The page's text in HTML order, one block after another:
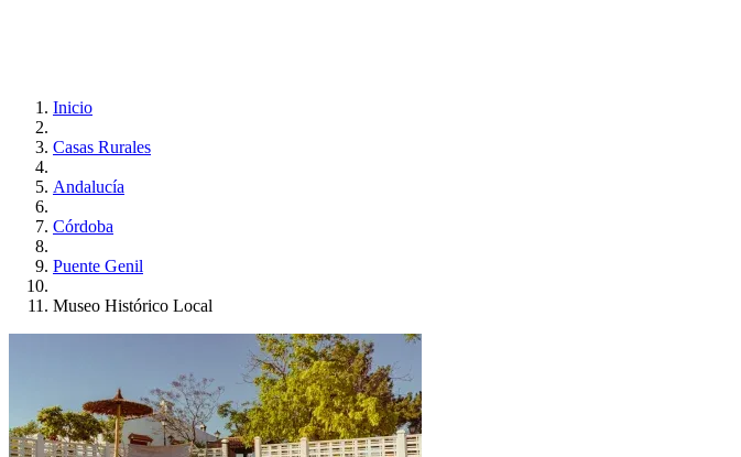
Inicio
Casas Rurales
Andalucía
Córdoba
Puente Genil
Museo Histórico Local